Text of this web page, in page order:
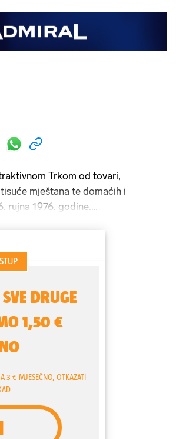
Trkom od tovari,
mještana te domaćih i
rujna 1976. godine.
"Magarijade". Bilo je
u turističku atrakciju i da